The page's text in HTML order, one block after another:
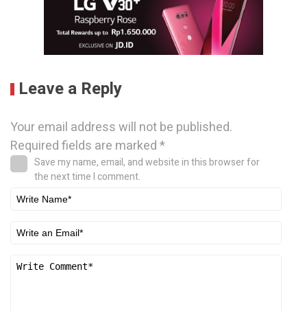
Leave a Reply
Your email address will not be published.
Required fields are marked*
Save my name, email, and website in this browser for
the next time I comment.